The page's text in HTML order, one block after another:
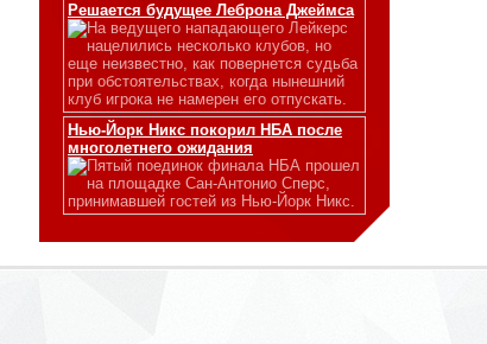
Решается будущее Леброна Джеймса
На ведущего нападающего Лейкерс
нацелились несколько клубов, но
еще неизвестно, как повернется судьба
при обстоятельствах, когда нынешний
клуб игрока не намерен его отпускать.
Нью-Йорк Никс покорил НБА после
многолетнего ожидания
Пятый поединок финала НБА прошел
на площадке Сан-Антонио Сперс,
принимавшей гостей из Нью-Йорк Никс.